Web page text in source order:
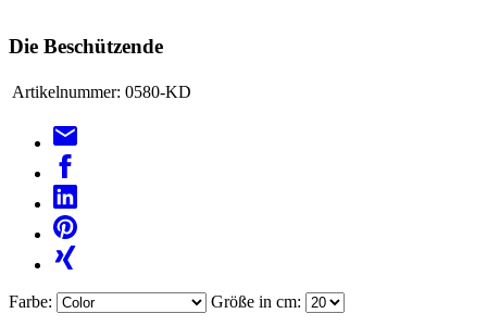
Die Beschützende
Artikelnummer: 0580-KD
Farbe: Größe in cm: